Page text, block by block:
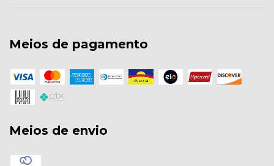
Meios de pagamento
Meios de envio